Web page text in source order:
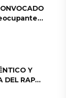
Y
DEL RAP